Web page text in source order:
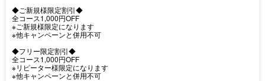
◆ご新規様限定割引◆
全コース1,000円OFF
※ご新規様限定になります
※他キャンペーンと併用不可
◆フリー限定割引◆
全コース1,000円OFF
※リピーター様限定になります
※他キャンペーンと併用不可